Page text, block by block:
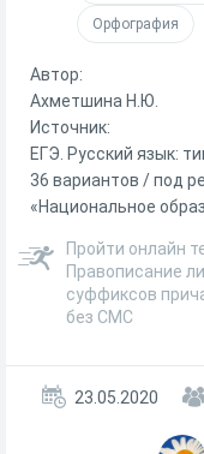
Орфография
Автор:
Ахметшина Н.Ю.
Источник:
ЕГЭ. Русский язык:
36 вариантов / под
«Национальное
Пройти онлайн
Правописание
суффиксов
без СМС
23.05.2020